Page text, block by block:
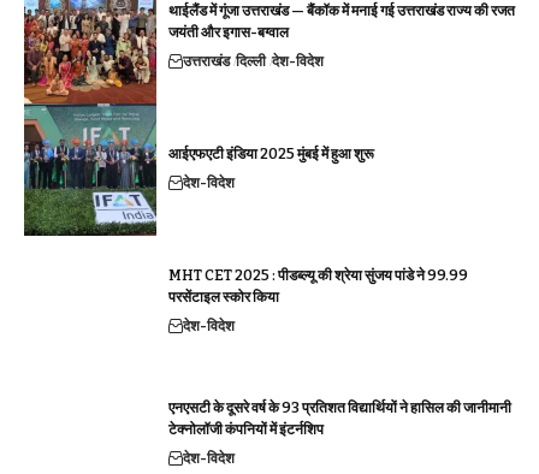
थाईलैंड में गूंजा उत्तराखंड — बैंकॉक में मनाई गई उत्तराखंड राज्य की रजत
जयंती और इगास-बग्वाल
उत्तराखंड दिल्ली देश-विदेश
आईएफएटी इंडिया 2025 मुंबई में हुआ शुरू
देश-विदेश
MHT CET 2025 : पीडब्ल्यू की श्रेया सुंजय पांडे ने 99.99
परसेंटाइल स्कोर किया
देश-विदेश
एनएसटी के दूसरे वर्ष के 93 प्रतिशत विद्यार्थियों ने हासिल की जानीमानी
टेक्नोलॉजी कंपनियों में इंटर्नशिप
देश-विदेश